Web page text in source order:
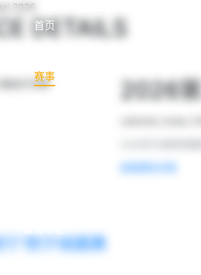
首页
赛事
2026
DETAILS
2026
2026环大美青海
”西宁绕圈赛